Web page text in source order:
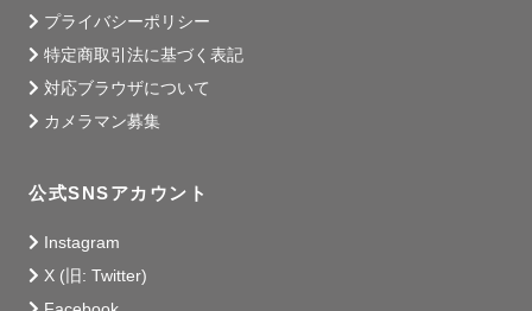
プライバシーポリシー
特定商取引法に基づく表記
対応ブラウザについて
カメラマン募集
公式SNSアカウント
Instagram
X (旧: Twitter)